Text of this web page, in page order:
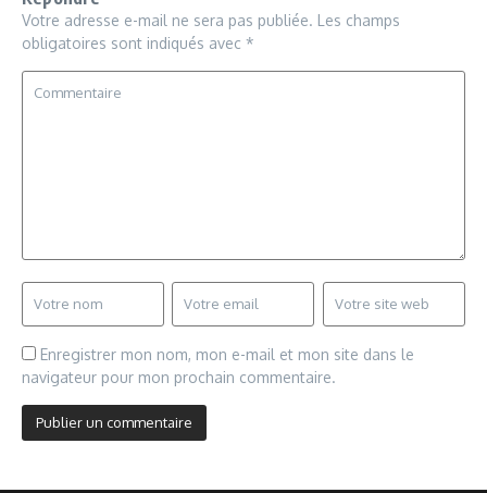
Votre adresse e-mail ne sera pas publiée. Les champs
obligatoires sont indiqués avec *
Enregistrer mon nom, mon e-mail et mon site dans le
navigateur pour mon prochain commentaire.